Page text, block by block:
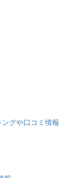
グや口コミ情報